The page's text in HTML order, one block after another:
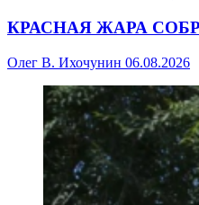
КРАСНАЯ ЖАРА
Олег В. Ихочунин 06.08.2026